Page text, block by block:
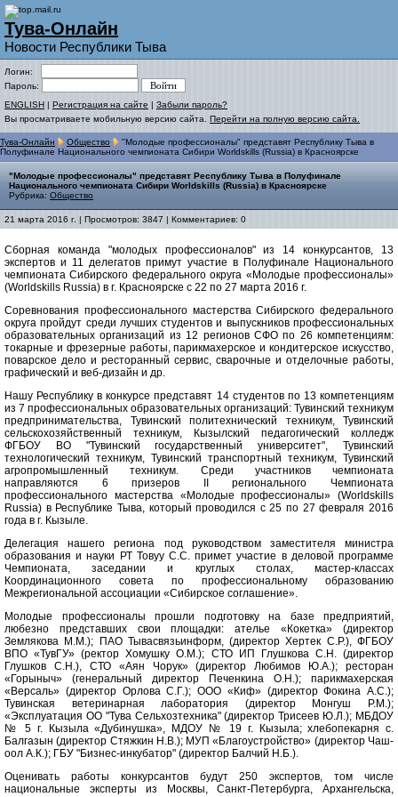
Тува-Онлайн
Новости Республики Тыва
Логин:
Пароль:
ENGLISH | Регистрация на сайте | Забыли пароль?
Вы просматриваете мобильную версию сайта. Перейти на полную версию сайта.
Тува-Онлайн Общество
"Молодые профессионалы" представят Республику Тыва в
Полуфинале Национального чемпионата Сибири Worldskills (Russia) в Красноярске
"Молодые профессионалы" представят Республику Тыва в Полуфинале
Национального чемпионата Сибири Worldskills (Russia) в Красноярске
Рубрика: Общество
21 марта 2016 г. | Просмотров: 3847 | Комментариев: 0
Сборная команда "молодых профессионалов" из 14 конкурсантов, 13
экспертов и 11 делегатов примут участие в Полуфинале Национального
чемпионата Сибирского федерального округа «Молодые профессионалы»
(Worldskills Russia) в г. Красноярске c 22 по 27 марта 2016 г.
Соревнования профессионального мастерства Сибирского федерального
округа пройдут среди лучших студентов и выпускников профессиональных
образовательных организаций из 12 регионов СФО по 26 компетенциям:
токарные и фрезерные работы, парикмахерское и кондитерское искусство,
поварское дело и ресторанный сервис, сварочные и отделочные работы,
графический и веб-дизайн и др.
Нашу Республику в конкурсе представят 14 студентов по 13 компетенциям
из 7 профессиональных образовательных организаций: Тувинский техникум
предпринимательства, Тувинский политехнический техникум, Тувинский
сельскохозяйственный техникум, Кызылский педагогический колледж
ФГБОУ ВО "Тувинский государственный университет", Тувинский
технологический техникум, Тувинский транспортный техникум, Тувинский
агропромышленный техникум. Среди участников чемпионата
направляются 6 призеров II регионального Чемпионата
профессионального мастерства «Молодые профессионалы» (Worldskills
Russia) в Республике Тыва, который проводился с 25 по 27 февраля 2016
года в г. Кызыле.
Делегация нашего региона под руководством заместителя министра
образования и науки РТ Товуу С.С. примет участие в деловой программе
Чемпионата, заседании и круглых столах, мастер-классах
Координационного совета по профессиональному образованию
Межрегиональной ассоциации «Сибирское соглашение».
Молодые профессионалы прошли подготовку на базе предприятий,
любезно представших свои площадки: ателье «Кокетка» (директор
Землякова М.М.); ПАО Тывасвязьинформ, (директор Хертек С.Р.), ФГБОУ
ВПО «ТувГУ» (ректор Хомушку О.М.); СТО ИП Глушкова С.Н. (директор
Глушков С.Н.), СТО «Аян Чорук» (директор Любимов Ю.А.); ресторан
«Горыныч» (генеральный директор Печенкина О.Н.); парикмахерская
«Версаль» (директор Орлова С.Г.); ООО «Киф» (директор Фокина А.С.);
Тувинская ветеринарная лаборатория (директор Монгуш Р.М.);
«Эксплуатация ОО "Тува Сельхозтехника" (директор Трисеев Ю.Л.); МБДОУ
№ 5 г. Кызыла «Дубинушка», МДОУ № 19 г. Кызыла; хлебопекарня с.
Балгазын (директор Стяжкин Н.В.); МУП «Благоустройство» (директор Чаш-
оол А.К.); ГБУ "Бизнес-инкубатор" (директор Балчий Н.Б.).
Оценивать работы конкурсантов будут 250 экспертов, том числе
национальные эксперты из Москвы, Санкт-Петербурга, Архангельска,